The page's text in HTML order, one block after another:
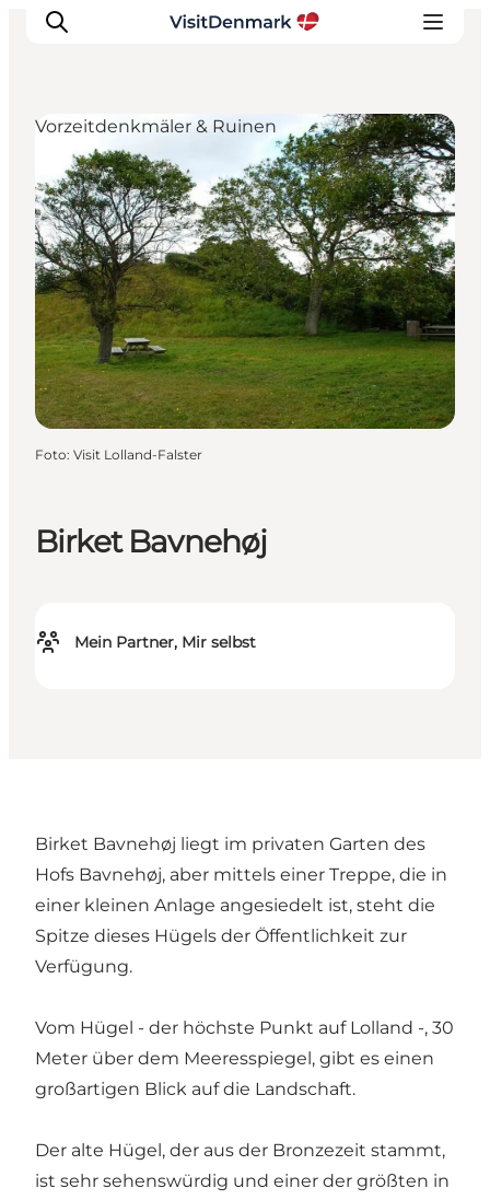
Inspiration
Regionen
Erlebnisse
Unterkünfte
Reiseplanung
Birket Bavnehøj
Mein Partner, Mir selbst
Vorzeitdenkmäler & Ruinen
Foto: Visit Lolland-Falster
Birket Bavnehøj liegt im privaten Garten des
Hofs Bavnehøj, aber mittels einer Treppe, die in
einer kleinen Anlage angesiedelt ist, steht die
Spitze dieses Hügels der Öffentlichkeit zur
Verfügung.
Vom Hügel - der höchste Punkt auf Lolland -, 30
Meter über dem Meeresspiegel, gibt es einen
großartigen Blick auf die Landschaft.
Der alte Hügel, der aus der Bronzezeit stammt,
ist sehr sehenswürdig und einer der größten in